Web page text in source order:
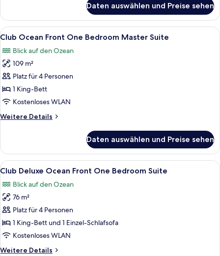
Deluxe
Ocean
Front
Suite
Daten auswählen und Preise sehen
Alle
Fotos
für
Club
Ocean
Front
One
Master
Ein modernes Hotelzimmer mit
10
Club Ocean Front One Bedroom Master Suite
Blick auf den Ozean
109 m²
Platz für 4 Personen
1 King-Bett
Kostenloses WLAN
Weitere Details
Weitere
Ocean
Front
One
Master
Suite
Daten auswählen und Preise sehen
Alle
Fotos
für
Club
Deluxe
Ocean
Front
Ein modernes Wohnzimmer mit
8
Club Deluxe Ocean Front One Bedroom Suite
Blick auf den Ozean
76 m²
Platz für 4 Personen
1 King-Bett und 1 Einzel-Schlafsofa
Kostenloses WLAN
Weitere Details
Weitere